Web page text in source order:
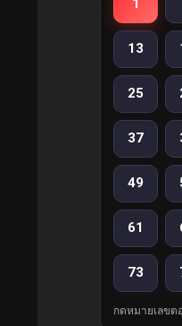
1
13
25
37
49
61
73
กดหมายเลขต